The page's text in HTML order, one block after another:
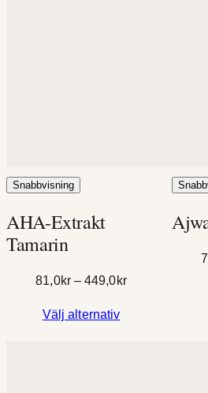
Snabbvisning
AHA-Extrakt
Tamarin
81,0kr – 449,0krPrisintervall:
Välj alternativ